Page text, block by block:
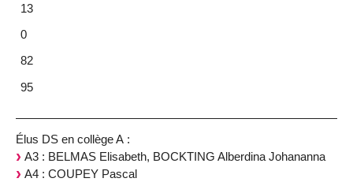
13
0
82
95
Élus DS en collège A :
A3 : BELMAS Elisabeth, BOCKTING Alberdina Johananna
A4 : COUPEY Pascal